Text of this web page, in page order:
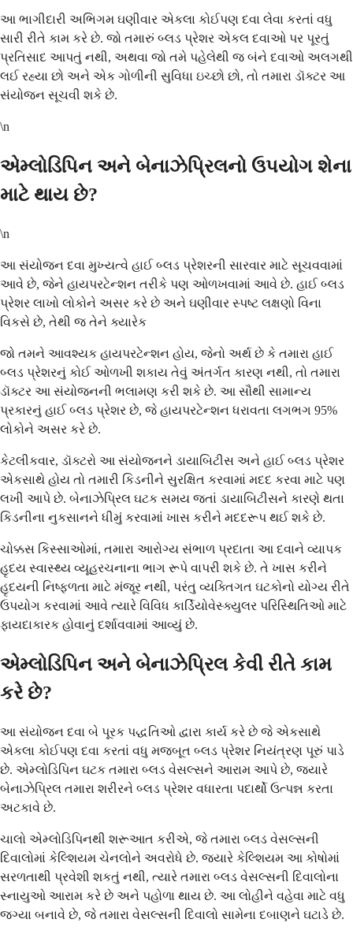
આ ભાગીદારી અભિગમ ઘણીવાર એકલા કોઈપણ દવા લેવા કરતાં વધુ
સારી રીતે કામ કરે છે. જો તમારું બ્લડ પ્રેશર એકલ દવાઓ પર પૂરતું
પ્રતિસાદ આપતું નથી, અથવા જો તમે પહેલેથી જ બંને દવાઓ અલગથી
લઈ રહ્યા છો અને એક ગોળીની સુવિધા ઇચ્છો છો, તો તમારા ડૉક્ટર આ
સંયોજન સૂચવી શકે છે.
\n
એમ્લોડિપિન અને બેનાઝેપ્રિલનો ઉપયોગ શેના
માટે થાય છે?
\n
આ સંયોજન દવા મુખ્યત્વે હાઈ બ્લડ પ્રેશરની સારવાર માટે સૂચવવામાં
આવે છે, જેને હાયપરટેન્શન તરીકે પણ ઓળખવામાં આવે છે. હાઈ બ્લડ
પ્રેશર લાખો લોકોને અસર કરે છે અને ઘણીવાર સ્પષ્ટ લક્ષણો વિના
વિકસે છે, તેથી જ તેને ક્યારેક
જો તમને આવશ્યક હાયપરટેન્શન હોય, જેનો અર્થ છે કે તમારા હાઈ
બ્લડ પ્રેશરનું કોઈ ઓળખી શકાય તેવું અંતર્ગત કારણ નથી, તો તમારા
ડૉક્ટર આ સંયોજનની ભલામણ કરી શકે છે. આ સૌથી સામાન્ય
પ્રકારનું હાઈ બ્લડ પ્રેશર છે, જે હાયપરટેન્શન ધરાવતા લગભગ 95%
લોકોને અસર કરે છે.
કેટલીકવાર, ડૉક્ટરો આ સંયોજનને ડાયાબિટીસ અને હાઈ બ્લડ પ્રેશર
એકસાથે હોય તો તમારી કિડનીને સુરક્ષિત કરવામાં મદદ કરવા માટે પણ
લખી આપે છે. બેનાઝેપ્રિલ ઘટક સમય જતાં ડાયાબિટીસને કારણે થતા
કિડનીના નુકસાનને ધીમું કરવામાં ખાસ કરીને મદદરૂપ થઈ શકે છે.
ચોક્કસ કિસ્સાઓમાં, તમારા આરોગ્ય સંભાળ પ્રદાતા આ દવાને વ્યાપક
હૃદય સ્વાસ્થ્ય વ્યૂહરચનાના ભાગ રૂપે વાપરી શકે છે. તે ખાસ કરીને
હૃદયની નિષ્ફળતા માટે મંજૂર નથી, પરંતુ વ્યક્તિગત ઘટકોનો યોગ્ય રીતે
ઉપયોગ કરવામાં આવે ત્યારે વિવિધ કાર્ડિયોવેસ્ક્યુલર પરિસ્થિતિઓ માટે
ફાયદાકારક હોવાનું દર્શાવવામાં આવ્યું છે.
એમ્લોડિપિન અને બેનાઝેપ્રિલ કેવી રીતે કામ
કરે છે?
આ સંયોજન દવા બે પૂરક પદ્ધતિઓ દ્વારા કાર્ય કરે છે જે એકસાથે
એકલા કોઈપણ દવા કરતાં વધુ મજબૂત બ્લડ પ્રેશર નિયંત્રણ પૂરું પાડે
છે. એમ્લોડિપિન ઘટક તમારા બ્લડ વેસલ્સને આરામ આપે છે, જ્યારે
બેનાઝેપ્રિલ તમારા શરીરને બ્લડ પ્રેશર વધારતા પદાર્થો ઉત્પન્ન કરતા
અટકાવે છે.
ચાલો એમ્લોડિપિનથી શરૂઆત કરીએ, જે તમારા બ્લડ વેસલ્સની
દિવાલોમાં કેલ્શિયમ ચેનલોને અવરોધે છે. જ્યારે કેલ્શિયમ આ કોષોમાં
સરળતાથી પ્રવેશી શકતું નથી, ત્યારે તમારા બ્લડ વેસલ્સની દિવાલોના
સ્નાયુઓ આરામ કરે છે અને પહોળા થાય છે. આ લોહીને વહેવા માટે વધુ
જગ્યા બનાવે છે, જે તમારા વેસલ્સની દિવાલો સામેના દબાણને ઘટાડે છે.